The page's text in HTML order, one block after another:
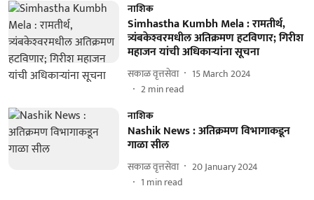
नाशिक
Simhastha Kumbh Mela : रामतीर्थ,
त्र्यंबकेश्‍वरमधील अतिक्रमण हटविणार; गिरीश
महाजन यांची अधिकाऱ्यांना सूचना
सकाळ वृत्तसेवा
15 March 2024
2min read
नाशिक
Nashik News : अतिक्रमण विभागाकडून
गाळा सील
सकाळ वृत्तसेवा
20 January 2024
1 min read